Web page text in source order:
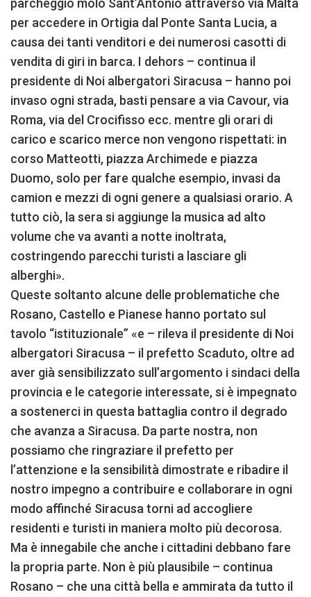
parcheggio molo Sant’Antonio attraverso via Malta
per accedere in Ortigia dal Ponte Santa Lucia, a
causa dei tanti venditori e dei numerosi casotti di
vendita di giri in barca. I dehors – continua il
presidente di Noi albergatori Siracusa – hanno poi
invaso ogni strada, basti pensare a via Cavour, via
Roma, via del Crocifisso ecc. mentre gli orari di
carico e scarico merce non vengono rispettati: in
corso Matteotti, piazza Archimede e piazza
Duomo, solo per fare qualche esempio, invasi da
camion e mezzi di ogni genere a qualsiasi orario. A
tutto ciò, la sera si aggiunge la musica ad alto
volume che va avanti a notte inoltrata,
costringendo parecchi turisti a lasciare gli
alberghi».
Queste soltanto alcune delle problematiche che
Rosano, Castello e Pianese hanno portato sul
tavolo “istituzionale” «e – rileva il presidente di Noi
albergatori Siracusa – il prefetto Scaduto, oltre ad
aver già sensibilizzato sull’argomento i sindaci della
provincia e le categorie interessate, si è impegnato
a sostenerci in questa battaglia contro il degrado
che avanza a Siracusa. Da parte nostra, non
possiamo che ringraziare il prefetto per
l’attenzione e la sensibilità dimostrate e ribadire il
nostro impegno a contribuire e collaborare in ogni
modo affinché Siracusa torni ad accogliere
residenti e turisti in maniera molto più decorosa.
Ma è innegabile che anche i cittadini debbano fare
la propria parte. Non è più plausibile – continua
Rosano – che una città bella e ammirata da tutto il